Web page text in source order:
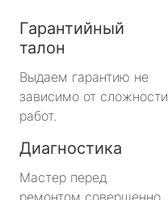
Гарантийный
талон
Выдаем гарантию не
зависимо от сложности
работ.
Диагностика
Мастер перед
ремонтом совершенно